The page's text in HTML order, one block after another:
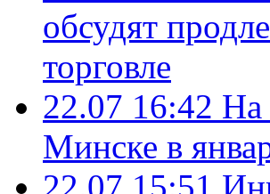
обсудят
торговле
22.07 16:42 На
Минске в
22.07 15:51